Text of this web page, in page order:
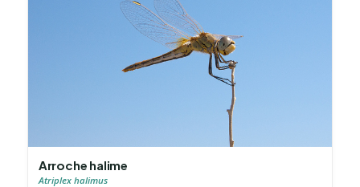
Arroche halime
Atriplex halimus